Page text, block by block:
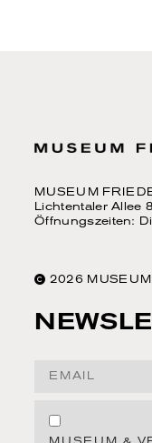
MUSEUM
Lichtentaler Allee
Öffnungszeiten:
2026
Email Address